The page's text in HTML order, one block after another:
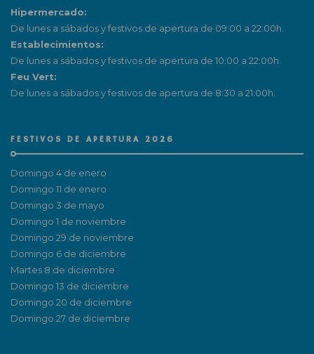
Hipermercado:
De lunes a sábados y festivos de apertura de 09:00 a 22:00h.
Establecimientos:
De lunes a sábados y festivos de apertura de 10:00 a 22:00h.
Feu Vert:
De lunes a sábados y festivos de apertura de 8:30 a 21:00h.
FESTIVOS DE APERTURA 2026
Domingo 4 de enero
Domingo 11 de enero
Domingo 3 de mayo
Domingo 1 de noviembre
Domingo 29 de noviembre
Domingo 6 de diciembre
Martes 8 de diciembre
Domingo 13 de diciembre
Domingo 20 de diciembre
Domingo 27 de diciembre